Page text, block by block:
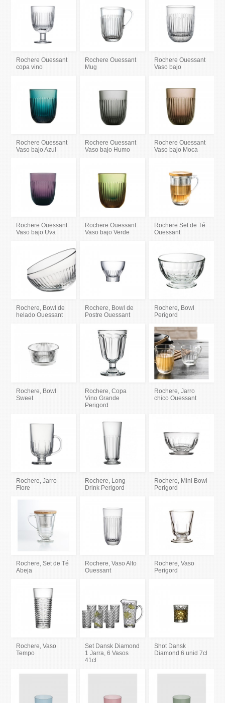
Rochere Ouessant
copa vino
Rochere Ouessant
Mug
Rochere Ouessant
Vaso bajo
Rochere Ouessant
Vaso bajo Azul
Rochere Ouessant
Vaso bajo Humo
Rochere Ouessant
Vaso bajo Moca
Rochere Ouessant
Vaso bajo Uva
Rochere Ouessant
Vaso bajo Verde
Rochere Set de Té
Ouessant
Rochere, Bowl de
helado Ouessant
Rochere, Bowl de
Postre Ouessant
Rochere, Bowl
Perigord
Rochere, Bowl
Sweet
Rochere, Copa
Vino Grande
Perigord
Rochere, Jarro
chico Ouessant
Rochere, Jarro
Flore
Rochere, Long
Drink Perigord
Rochere, Mini Bowl
Perigord
Rochere, Set de Té
Abeja
Rochere, Vaso Alto
Ouessant
Rochere, Vaso
Perigord
Rochere, Vaso
Tempo
Set Dansk Diamond
1 Jarra, 6 Vasos
41cl
Shot Dansk
Diamond 6 unid 7cl